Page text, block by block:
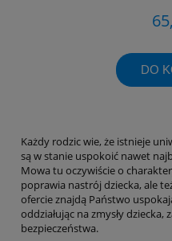
DO
Każdy rodzic wie, że istnieje
są w stanie uspokoić nawet
Mowa tu oczywiście o
poprawia nastrój dziecka, ale
ofercie znajdą Państwo
oddziałując na zmysły
bezpieczeństwa.